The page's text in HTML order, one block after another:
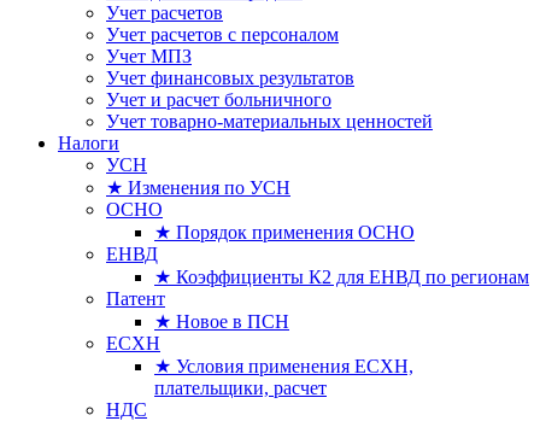
Учет расчетов
Учет расчетов с персоналом
Учет МПЗ
Учет финансовых результатов
Учет и расчет больничного
Учет товарно-материальных ценностей
Налоги
УСН
★ Изменения по УСН
ОСНО
★ Порядок применения ОСНО
ЕНВД
★ Коэффициенты К2 для ЕНВД по регионам
Патент
★ Новое в ПСН
ЕСХН
★ Условия применения ЕСХН,
плательщики, расчет
НДС